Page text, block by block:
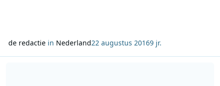
de redactiein Nederland22 augustus 20169 jr.